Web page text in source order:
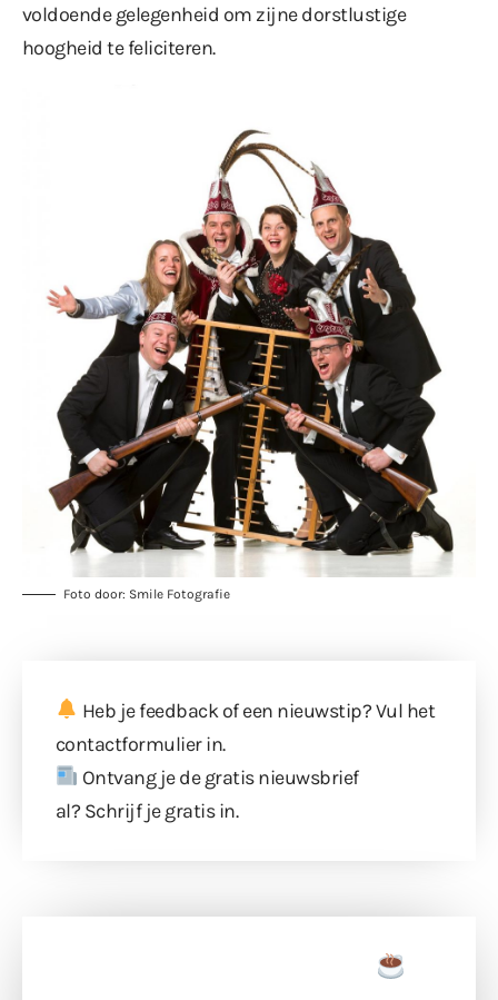
voldoende gelegenheid om zijne dorstlustige
hoogheid te feliciteren.
Foto door: Smile Fotografie
Heb je feedback of een nieuwstip? Vul het
contactformulierin.
Ontvang je de gratis nieuwsbrief
al? Schrijf je gratis in.